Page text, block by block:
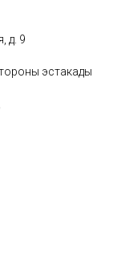
д. 9
эстакады